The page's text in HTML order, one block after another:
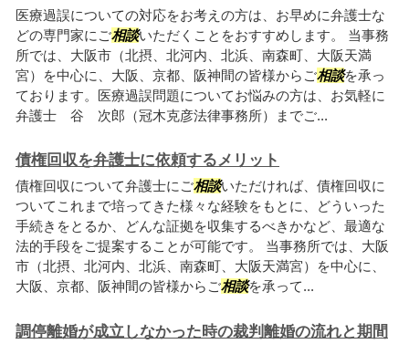
医療過誤についての対応をお考えの方は、お早めに弁護士な
どの専門家にご相談いただくことをおすすめします。 当事務
所では、大阪市（北摂、北河内、北浜、南森町、大阪天満
宮）を中心に、大阪、京都、阪神間の皆様からご相談を承っ
ております。医療過誤問題についてお悩みの方は、お気軽に
弁護士 谷 次郎（冠木克彦法律事務所）までご...
債権回収を弁護士に依頼するメリット
債権回収について弁護士にご相談いただければ、債権回収に
ついてこれまで培ってきた様々な経験をもとに、どういった
手続きをとるか、どんな証拠を収集するべきかなど、最適な
法的手段をご提案することが可能です。 当事務所では、大阪
市（北摂、北河内、北浜、南森町、大阪天満宮）を中心に、
大阪、京都、阪神間の皆様からご相談を承って...
調停離婚が成立しなかった時の裁判離婚の流れと期間